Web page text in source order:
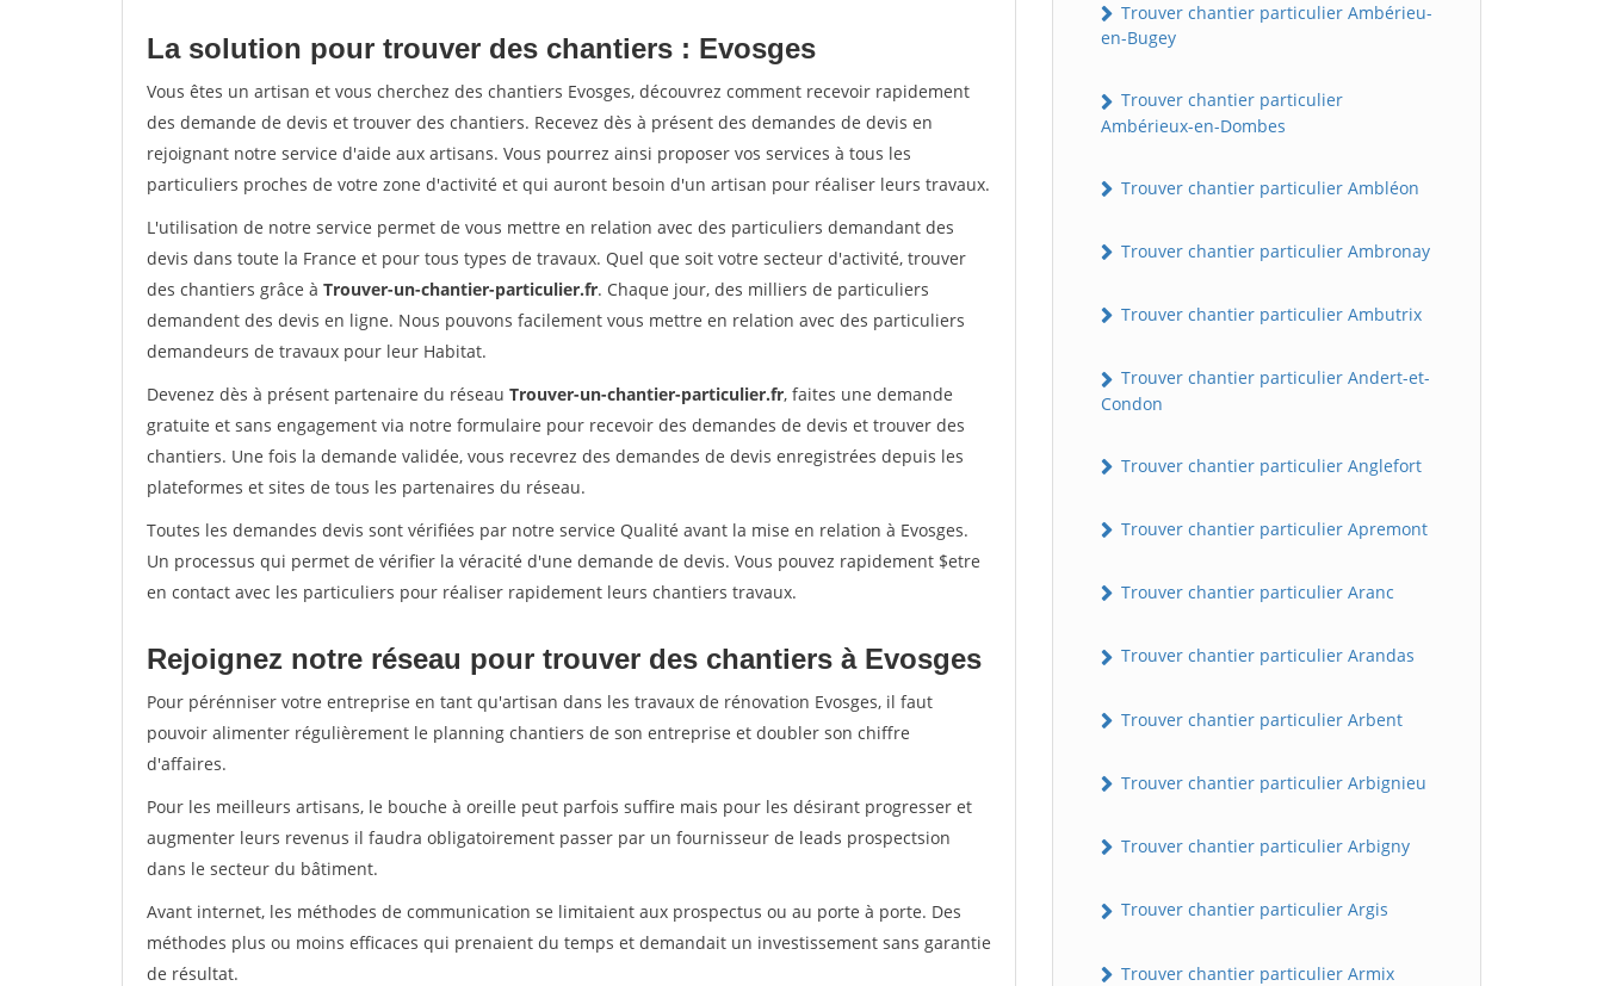
La solution pour trouver des chantiers : Evosges
Vous êtes un artisan et vous cherchez des chantiers Evosges, découvrez comment recevoir rapidement
des demande de devis et trouver des chantiers. Recevez dès à présent des demandes de devis en
rejoignant notre service d'aide aux artisans. Vous pourrez ainsi proposer vos services à tous les
particuliers proches de votre zone d'activité et qui auront besoin d'un artisan pour réaliser leurs travaux.
L'utilisation de notre service permet de vous mettre en relation avec des particuliers demandant des
devis dans toute la France et pour tous types de travaux. Quel que soit votre secteur d'activité, trouver
des chantiers grâce à Trouver-un-chantier-particulier.fr. Chaque jour, des milliers de particuliers
demandent des devis en ligne. Nous pouvons facilement vous mettre en relation avec des particuliers
demandeurs de travaux pour leur Habitat.
Devenez dès à présent partenaire du réseau Trouver-un-chantier-particulier.fr, faites une demande
gratuite et sans engagement via notre formulaire pour recevoir des demandes de devis et trouver des
chantiers. Une fois la demande validée, vous recevrez des demandes de devis enregistrées depuis les
plateformes et sites de tous les partenaires du réseau.
Toutes les demandes devis sont vérifiées par notre service Qualité avant la mise en relation à Evosges.
Un processus qui permet de vérifier la véracité d'une demande de devis. Vous pouvez rapidement $etre
en contact avec les particuliers pour réaliser rapidement leurs chantiers travaux.
Rejoignez notre réseau pour trouver des chantiers à Evosges
Pour pérénniser votre entreprise en tant qu'artisan dans les travaux de rénovation Evosges, il faut
pouvoir alimenter régulièrement le planning chantiers de son entreprise et doubler son chiffre
d'affaires.
Pour les meilleurs artisans, le bouche à oreille peut parfois suffire mais pour les désirant progresser et
augmenter leurs revenus il faudra obligatoirement passer par un fournisseur de leads prospectsion
dans le secteur du bâtiment.
Avant internet, les méthodes de communication se limitaient aux prospectus ou au porte à porte. Des
méthodes plus ou moins efficaces qui prenaient du temps et demandait un investissement sans garantie
de résultat.
Trouver chantier particulier Ambérieu-
en-Bugey
Trouver chantier particulier
Ambérieux-en-Dombes
Trouver chantier particulier Ambléon
Trouver chantier particulier Ambronay
Trouver chantier particulier Ambutrix
Trouver chantier particulier Andert-et-
Condon
Trouver chantier particulier Anglefort
Trouver chantier particulier Apremont
Trouver chantier particulier Aranc
Trouver chantier particulier Arandas
Trouver chantier particulier Arbent
Trouver chantier particulier Arbignieu
Trouver chantier particulier Arbigny
Trouver chantier particulier Argis
Trouver chantier particulier Armix